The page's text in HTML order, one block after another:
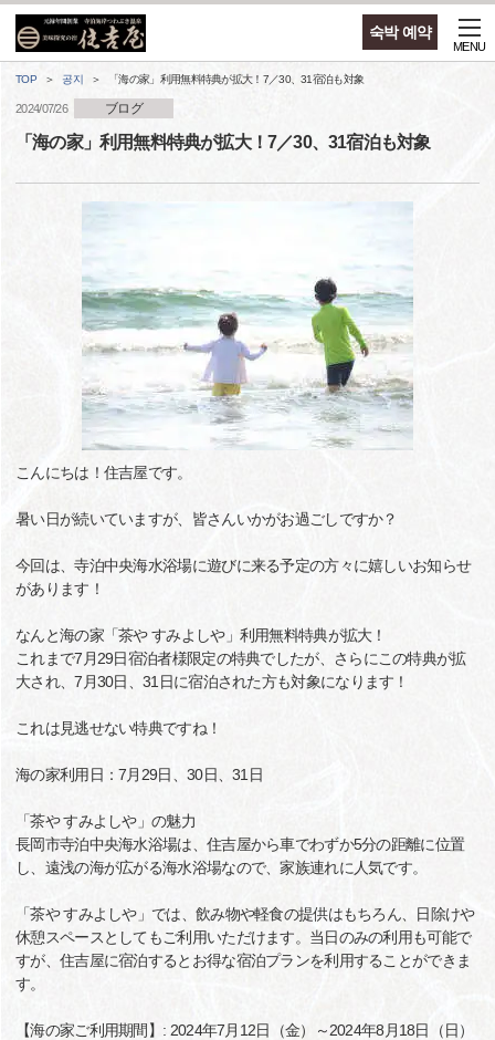
숙박 예약
MENU
TOP 공지 「海の家」利用無料特典が拡大！7／30、31宿泊も対象
2024/07/26 ブログ
「海の家」利用無料特典が拡大！7／30、31宿泊も対象
こんにちは！住吉屋です。
暑い日が続いていますが、皆さんいかがお過ごしですか？
今回は、寺泊中央海水浴場に遊びに来る予定の方々に嬉しいお知らせ
があります！
なんと海の家「茶や すみよしや」利用無料特典が拡大！
これまで7月29日宿泊者様限定の特典でしたが、さらにこの特典が拡
大され、7月30日、31日に宿泊された方も対象になります！
これは見逃せない特典ですね！
海の家利用日：7月29日、30日、31日
「茶や すみよしや」の魅力
長岡市寺泊中央海水浴場は、住吉屋から車でわずか5分の距離に位置
し、遠浅の海が広がる海水浴場なので、家族連れに人気です。
「茶や すみよしや」では、飲み物や軽食の提供はもちろん、日除けや
休憩スペースとしてもご利用いただけます。当日のみの利用も可能で
すが、住吉屋に宿泊するとお得な宿泊プランを利用することができま
す。
【海の家ご利用期間】: 2024年7月12日（金）～2024年8月18日（日）